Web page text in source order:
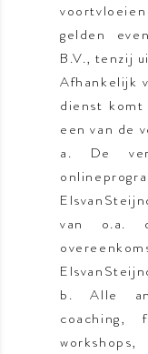
gelden
B.V., tenzij
Afhankelijk
dienst
een van de
a. De
van o.a.
b. Alle
coaching,